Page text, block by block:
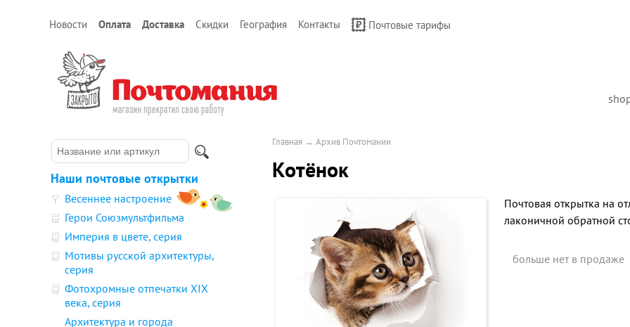
Новости Оплата Доставка Скидки География Контакты Почтовые тарифы
Наши почтовые открытки
Весеннее настроение
Герои Союзмультфильма
Империя в цвете, серия
Мотивы русской архитектуры,
серия
Фотохромные отпечатки XIX
века, серия
Архитектура и города
Главная → Архив Почтомании
Котёнок
Почтовая открытка на
лаконичной обратной
больше нет в продаже